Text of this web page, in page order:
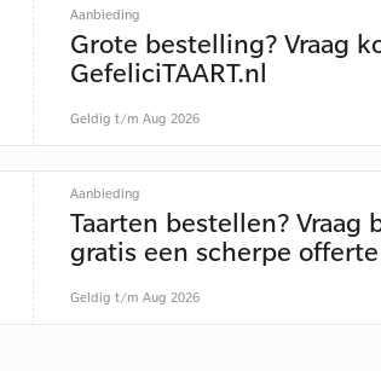
Aanbieding
Grote bestelling? Vraag
GefeliciTAART.nl
Geldig t/m Aug 2026
Aanbieding
Taarten bestellen? Vraag
gratis een scherpe
Geldig t/m Aug 2026